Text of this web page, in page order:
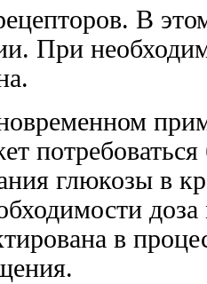
В
При
потребоваться
глюкозы в
в